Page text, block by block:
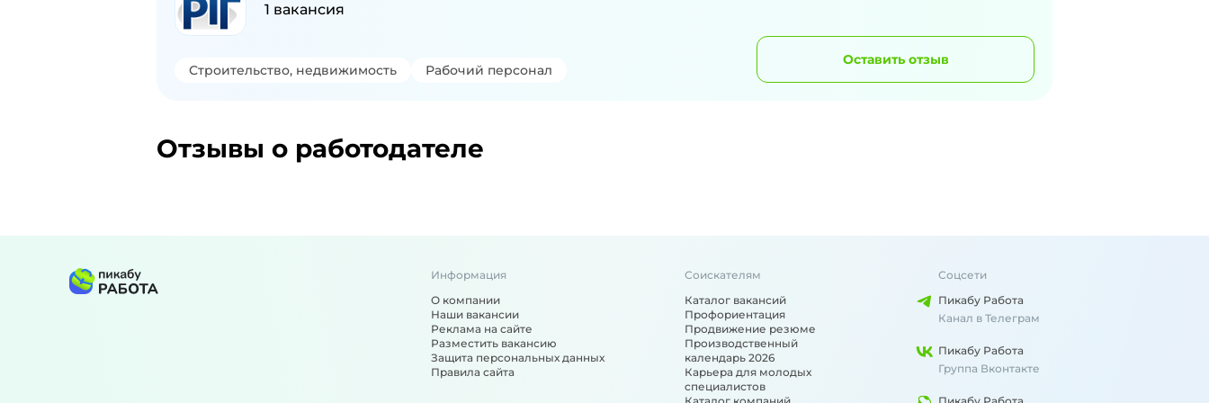
1 вакансия
Строительство, недвижимость Рабочий персонал
Оставить отзыв
Отзывы о работодателе
Информация
О компании
Наши вакансии
Реклама на сайте
Разместить вакансию
Защита персональных данных
Правила сайта
Соискателям
Каталог вакансий
Профориентация
Продвижение резюме
Производственный
календарь 2026
Карьера для молодых
специалистов
Соцсети
Пикабу Работа
Канал в Телеграм
Пикабу Работа
Группа Вконтакте